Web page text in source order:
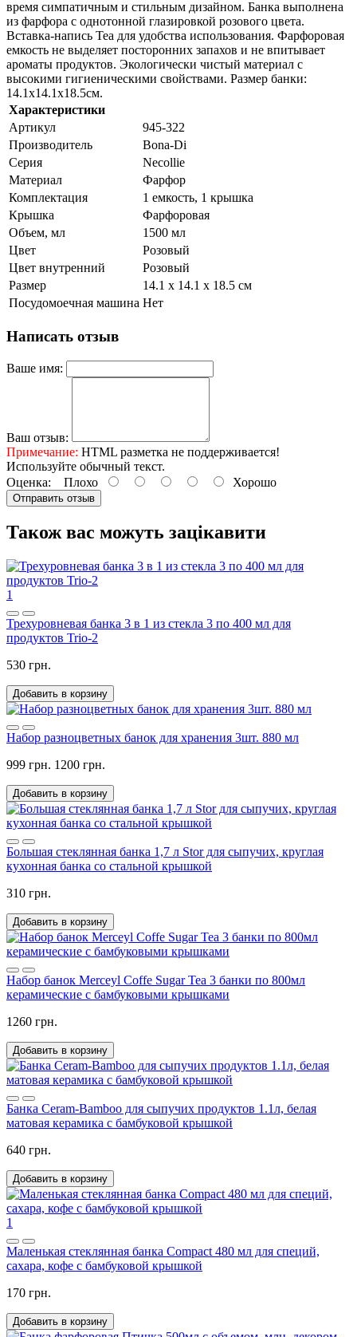
время симпатичным и стильным дизайном. Банка выполнена
из фарфора с однотонной глазировкой розового цвета.
Вставка-напись Tea для удобства использования. Фарфоровая
емкость не выделяет посторонних запахов и не впитывает
ароматы продуктов. Экологически чистый материал с
высокими гигиеническими свойствами. Размер банки:
14.1х14.1х18.5см.
Характеристики
Артикул
945-322
Производитель
Bona-Di
Серия
Necollie
Материал
Фарфор
Комплектация
1 емкость, 1 крышка
Крышка
Фарфоровая
Объем, мл
1500 мл
Цвет
Розовый
Цвет внутренний
Розовый
Размер
14.1 х 14.1 х 18.5 см
Посудомоечная машина Нет
Написать отзыв
Ваше имя:
Ваш отзыв:
Примечание: HTML разметка не поддерживается!
Используйте обычный текст.
Оценка: Плохо Хорошо
Отправить отзыв
Також вас можуть зацікавити
1
Трехуровневая банка 3 в 1 из стекла 3 по 400 мл для
продуктов Trio-2
530 грн.
Добавить в корзину
Набор разноцветных банок для хранения 3шт. 880 мл
999 грн. 1200 грн.
Добавить в корзину
Большая стеклянная банка 1,7 л Stor для сыпучих, круглая
кухонная банка со стальной крышкой
310 грн.
Добавить в корзину
Набор банок Merceyl Coffe Sugar Tea 3 банки по 800мл
керамические с бамбуковыми крышками
1260 грн.
Добавить в корзину
Банка Ceram-Bamboo для сыпучих продуктов 1.1л, белая
матовая керамика с бамбуковой крышкой
640 грн.
Добавить в корзину
1
Маленькая стеклянная банка Compact 480 мл для специй,
сахара, кофе с бамбуковой крышкой
170 грн.
Добавить в корзину